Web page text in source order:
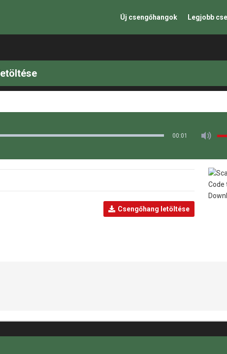
Új csengőhangok Legjobb
00:01
Csengőhang letöltése